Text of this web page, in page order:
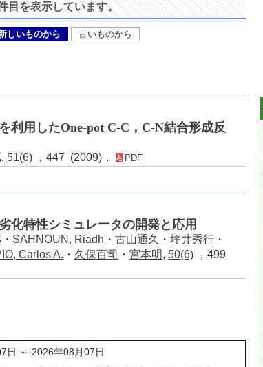
目を表示しています。
しいものから 古いものから
利用したOne-pot C-C，C-N結合形成反
, 51(6) ，447 (2009)． PDF
化特性シミュレータの開発と応用
・ SAHNOUN, Riadh ・ 古山通久 ・ 坪井秀行 ・
Carlos A. ・ 久保百司 ・ 宮本明, 50(6) ，499
日 ～ 2026年08月07日